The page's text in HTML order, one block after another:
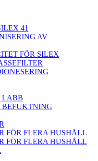
41
AV
FÖR SILEX
LABB
BEFUKTNING
FÖR FLERA HUSHÅLL
FÖR FLERA HUSHÅLL